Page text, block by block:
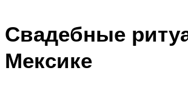
Свадебные
Мексике